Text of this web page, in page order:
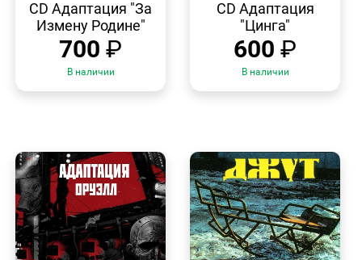
ПРОСМОТР
CD Адаптация "За
Измену Родине"
700 ₽
В наличии
ПРОСМОТР
CD Адаптация
"Цинга"
600 ₽
В наличии